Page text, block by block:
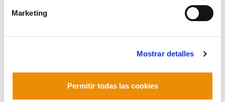
Marketing
Mostrar detalles
Permitir todas las cookies